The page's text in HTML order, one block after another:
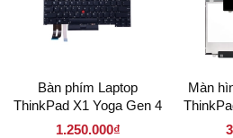
Bàn phím Laptop
ThinkPad X1 Yoga Gen 4
1.250.000₫
Màn
14 inch